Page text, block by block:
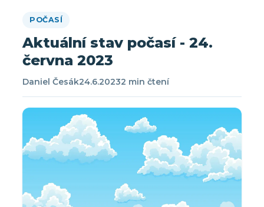
navigace
POČASÍ
Aktuální stav počasí - 24.
června 2023
Daniel Česák24.6.20232 min čtení